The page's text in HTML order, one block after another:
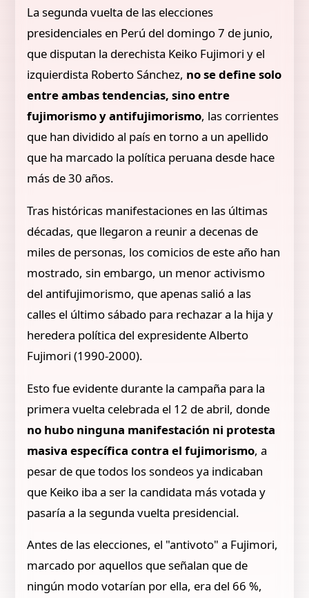
La segunda vuelta de las elecciones
presidenciales en Perú del domingo 7 de junio,
que disputan la derechista Keiko Fujimori y el
izquierdista Roberto Sánchez, no se define solo
entre ambas tendencias, sino entre
fujimorismo y antifujimorismo, las corrientes
que han dividido al país en torno a un apellido
que ha marcado la política peruana desde hace
más de 30 años.
Tras históricas manifestaciones en las últimas
décadas, que llegaron a reunir a decenas de
miles de personas, los comicios de este año han
mostrado, sin embargo, un menor activismo
del antifujimorismo, que apenas salió a las
calles el último sábado para rechazar a la hija y
heredera política del expresidente Alberto
Fujimori (1990-2000).
Esto fue evidente durante la campaña para la
primera vuelta celebrada el 12 de abril, donde
no hubo ninguna manifestación ni protesta
masiva específica contra el fujimorismo, a
pesar de que todos los sondeos ya indicaban
que Keiko iba a ser la candidata más votada y
pasaría a la segunda vuelta presidencial.
Antes de las elecciones, el "antivoto" a Fujimori,
marcado por aquellos que señalan que de
ningún modo votarían por ella, era del 66 %,